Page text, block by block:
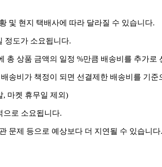
및 현지 택배사에 따라 달라질 수 있습니다.
정도가 소요됩니다.
상품 금액의 일정 %만큼 배송비를 추가로
송비가 책정이 되면 선결제한 배송비를 기준
마켓 휴무일 제외)
로 소요됩니다.
문제 등으로 예상보다 더 지연될 수 있습니다.